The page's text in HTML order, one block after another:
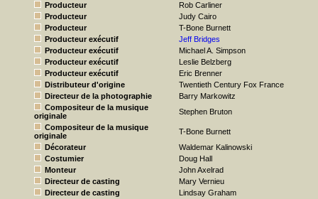
Producteur
Rob Carliner
Producteur
Judy Cairo
Producteur
T-Bone Burnett
Producteur exécutif
Jeff Bridges
Producteur exécutif
Michael A. Simpson
Producteur exécutif
Leslie Belzberg
Producteur exécutif
Eric Brenner
Distributeur d'origine
Twentieth Century Fox France
Directeur de la photographie
Barry Markowitz
Compositeur de la musique
originale
Stephen Bruton
Compositeur de la musique
originale
T-Bone Burnett
Décorateur
Waldemar Kalinowski
Costumier
Doug Hall
Monteur
John Axelrad
Directeur de casting
Mary Vernieu
Directeur de casting
Lindsay Graham